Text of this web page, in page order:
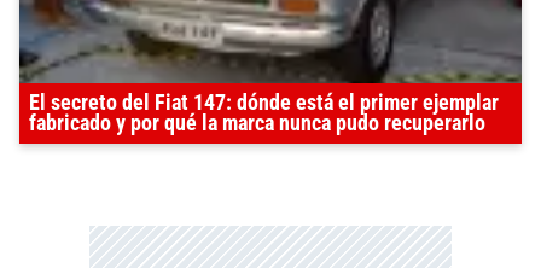
El secreto del Fiat 147: dónde está el primer ejemplar
fabricado y por qué la marca nunca pudo recuperarlo